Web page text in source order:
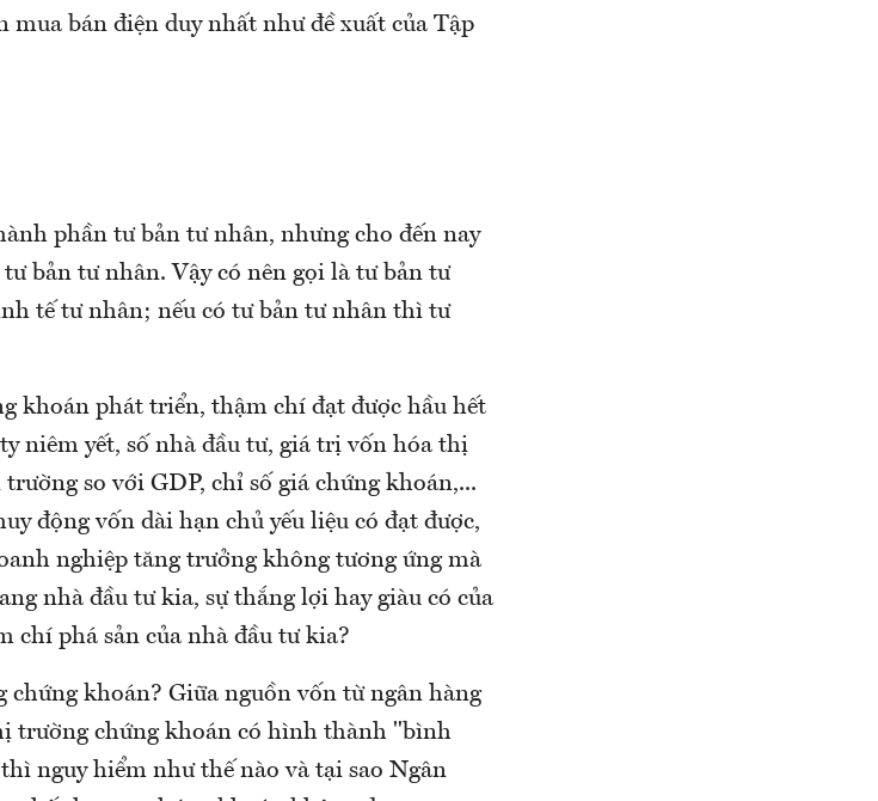
mua bán điện duy nhất như đề xuất của Tập
phần tư bản tư nhân, nhưng cho đến nay
bản tư nhân. Vậy có nên gọi là tư bản tư
tế tư nhân; nếu có tư bản tư nhân thì tư
khoán phát triển, thậm chí đạt được hầu hết
niêm yết, số nhà đầu tư, giá trị vốn hóa thị
so với GDP, chỉ số giá chứng khoán,...
động vốn dài hạn chủ yếu liệu có đạt được,
nghiệp tăng trưởng không tương ứng mà
nhà đầu tư kia, sự thắng lợi hay giàu có của
chí phá sản của nhà đầu tư kia?
khoán? Giữa nguồn vốn từ ngân hàng
trường chứng khoán có hình thành "bình
nguy hiểm như thế nào và tại sao Ngân